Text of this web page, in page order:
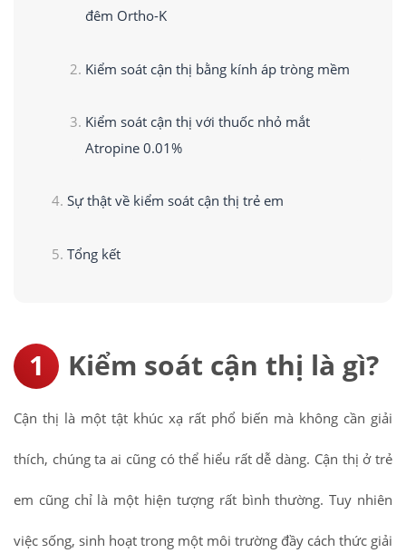
đêm Ortho-K
Kiểm soát cận thị bằng kính áp tròng mềm
Kiểm soát cận thị với thuốc nhỏ mắt
Atropine 0.01%
Sự thật về kiểm soát cận thị trẻ em
Tổng kết
Kiểm soát cận thị là gì?
Cận thị là một tật khúc xạ rất phổ biến mà không cần giải
thích, chúng ta ai cũng có thể hiểu rất dễ dàng. Cận thị ở trẻ
em cũng chỉ là một hiện tượng rất bình thường. Tuy nhiên
việc sống, sinh hoạt trong một môi trường đầy cách thức giải